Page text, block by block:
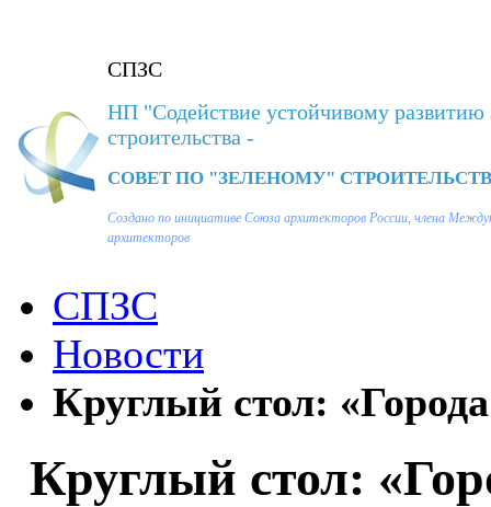
СПЗС
НП "Содействие устойчивому развитию
строительства -
СОВЕТ ПО "ЗЕЛЕНОМУ"
Создано по инициативе Союза архитекторов России, члена
архитекторов
СПЗС
Новости
Круглый стол:
Круглый стол: